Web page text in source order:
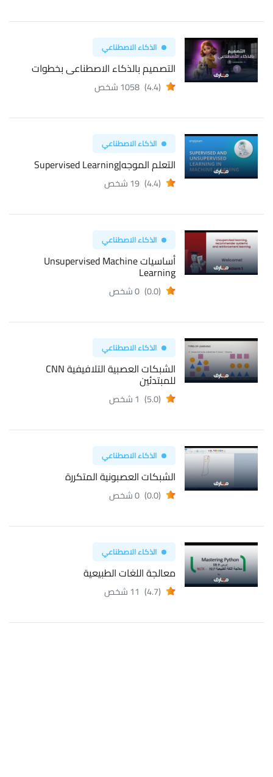
الذكاء الاصطناعي
التصميم بالذكاء الاصطناعى بخطوات
(4.4) 1058 شخص
الذكاء الاصطناعي
التعلم الموجه|Supervised Learning
(4.4) 19 شخص
الذكاء الاصطناعي
أساسيات Unsupervised Machine
Learning
(0.0) 0 شخص
الذكاء الاصطناعي
الشبكات العصبية التلافيفية CNN
للمبتدئين
(5.0) 1 شخص
الذكاء الاصطناعي
الشبكات العصبونية المتكررة
(0.0) 0 شخص
الذكاء الاصطناعي
معالجة اللغات الطبيعية
(4.7) 11 شخص